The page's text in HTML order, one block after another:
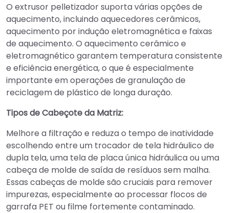
O extrusor pelletizador suporta várias opções de
aquecimento, incluindo aquecedores cerâmicos,
aquecimento por indução eletromagnética e faixas
de aquecimento. O aquecimento cerâmico e
eletromagnético garantem temperatura consistente
e eficiência energética, o que é especialmente
importante em operações de granulação de
reciclagem de plástico de longa duração.
Tipos de Cabeçote da Matriz:
Melhore a filtração e reduza o tempo de inatividade
escolhendo entre um trocador de tela hidráulico de
dupla tela, uma tela de placa única hidráulica ou uma
cabeça de molde de saída de resíduos sem malha.
Essas cabeças de molde são cruciais para remover
impurezas, especialmente ao processar flocos de
garrafa PET ou filme fortemente contaminado.